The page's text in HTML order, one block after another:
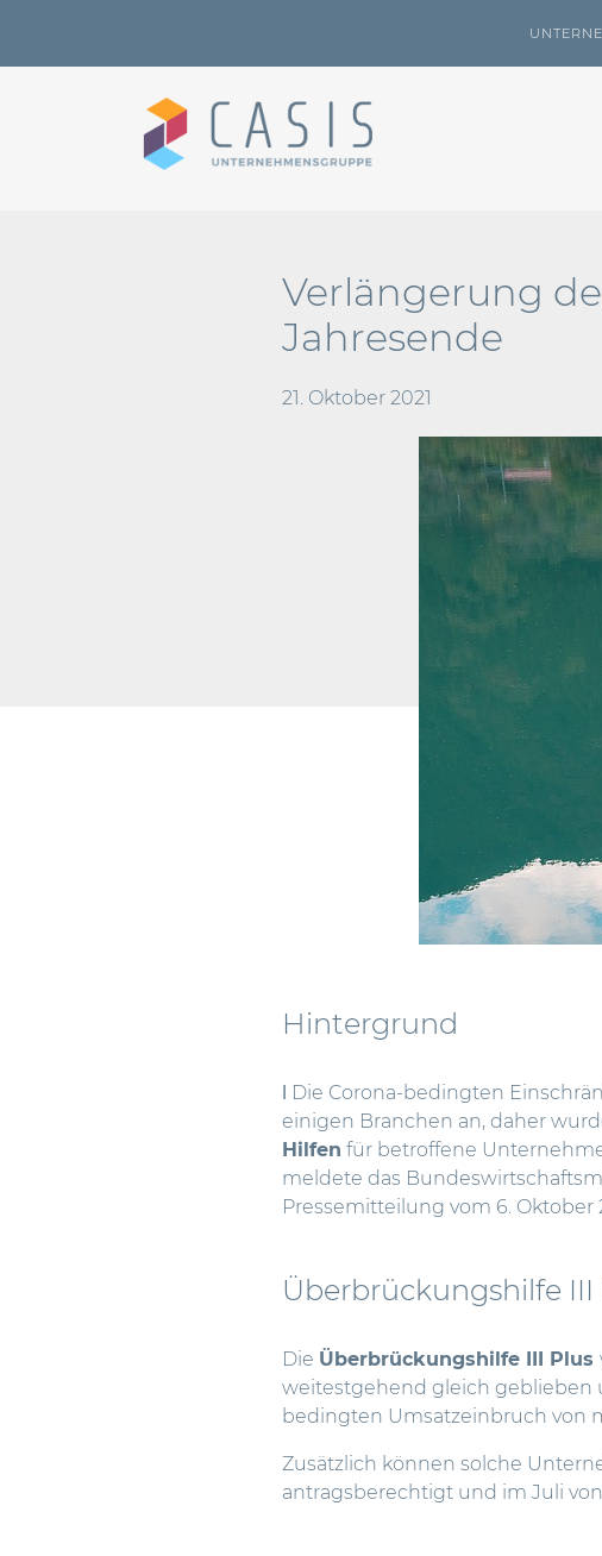
Verlängerung
Jahresende
21. Oktober 2021
Hintergrund
ǀ Die Corona-bedingten
einigen Branchen an, daher
Hilfen für betroffene
meldete das
Pressemitteilung vom 6. Oktober
Überbrückungshilfe III
Die Überbrückungshilfe III Plus
weitestgehend gleich geblieben
bedingten Umsatzeinbruch von
Zusätzlich können solche
antragsberechtigt und im Juli